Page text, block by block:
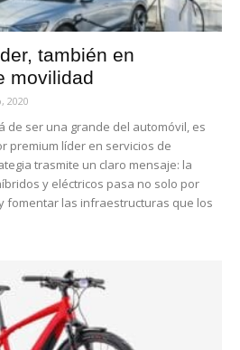
también en
movilidad
2020
de ser una grande del automóvil, es
premium líder en servicios de
trasmite un claro mensaje: la
y eléctricos pasa no solo por
fomentar las infraestructuras que los